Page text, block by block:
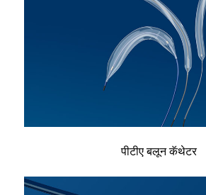
पीटीए बलून कॅथेटर